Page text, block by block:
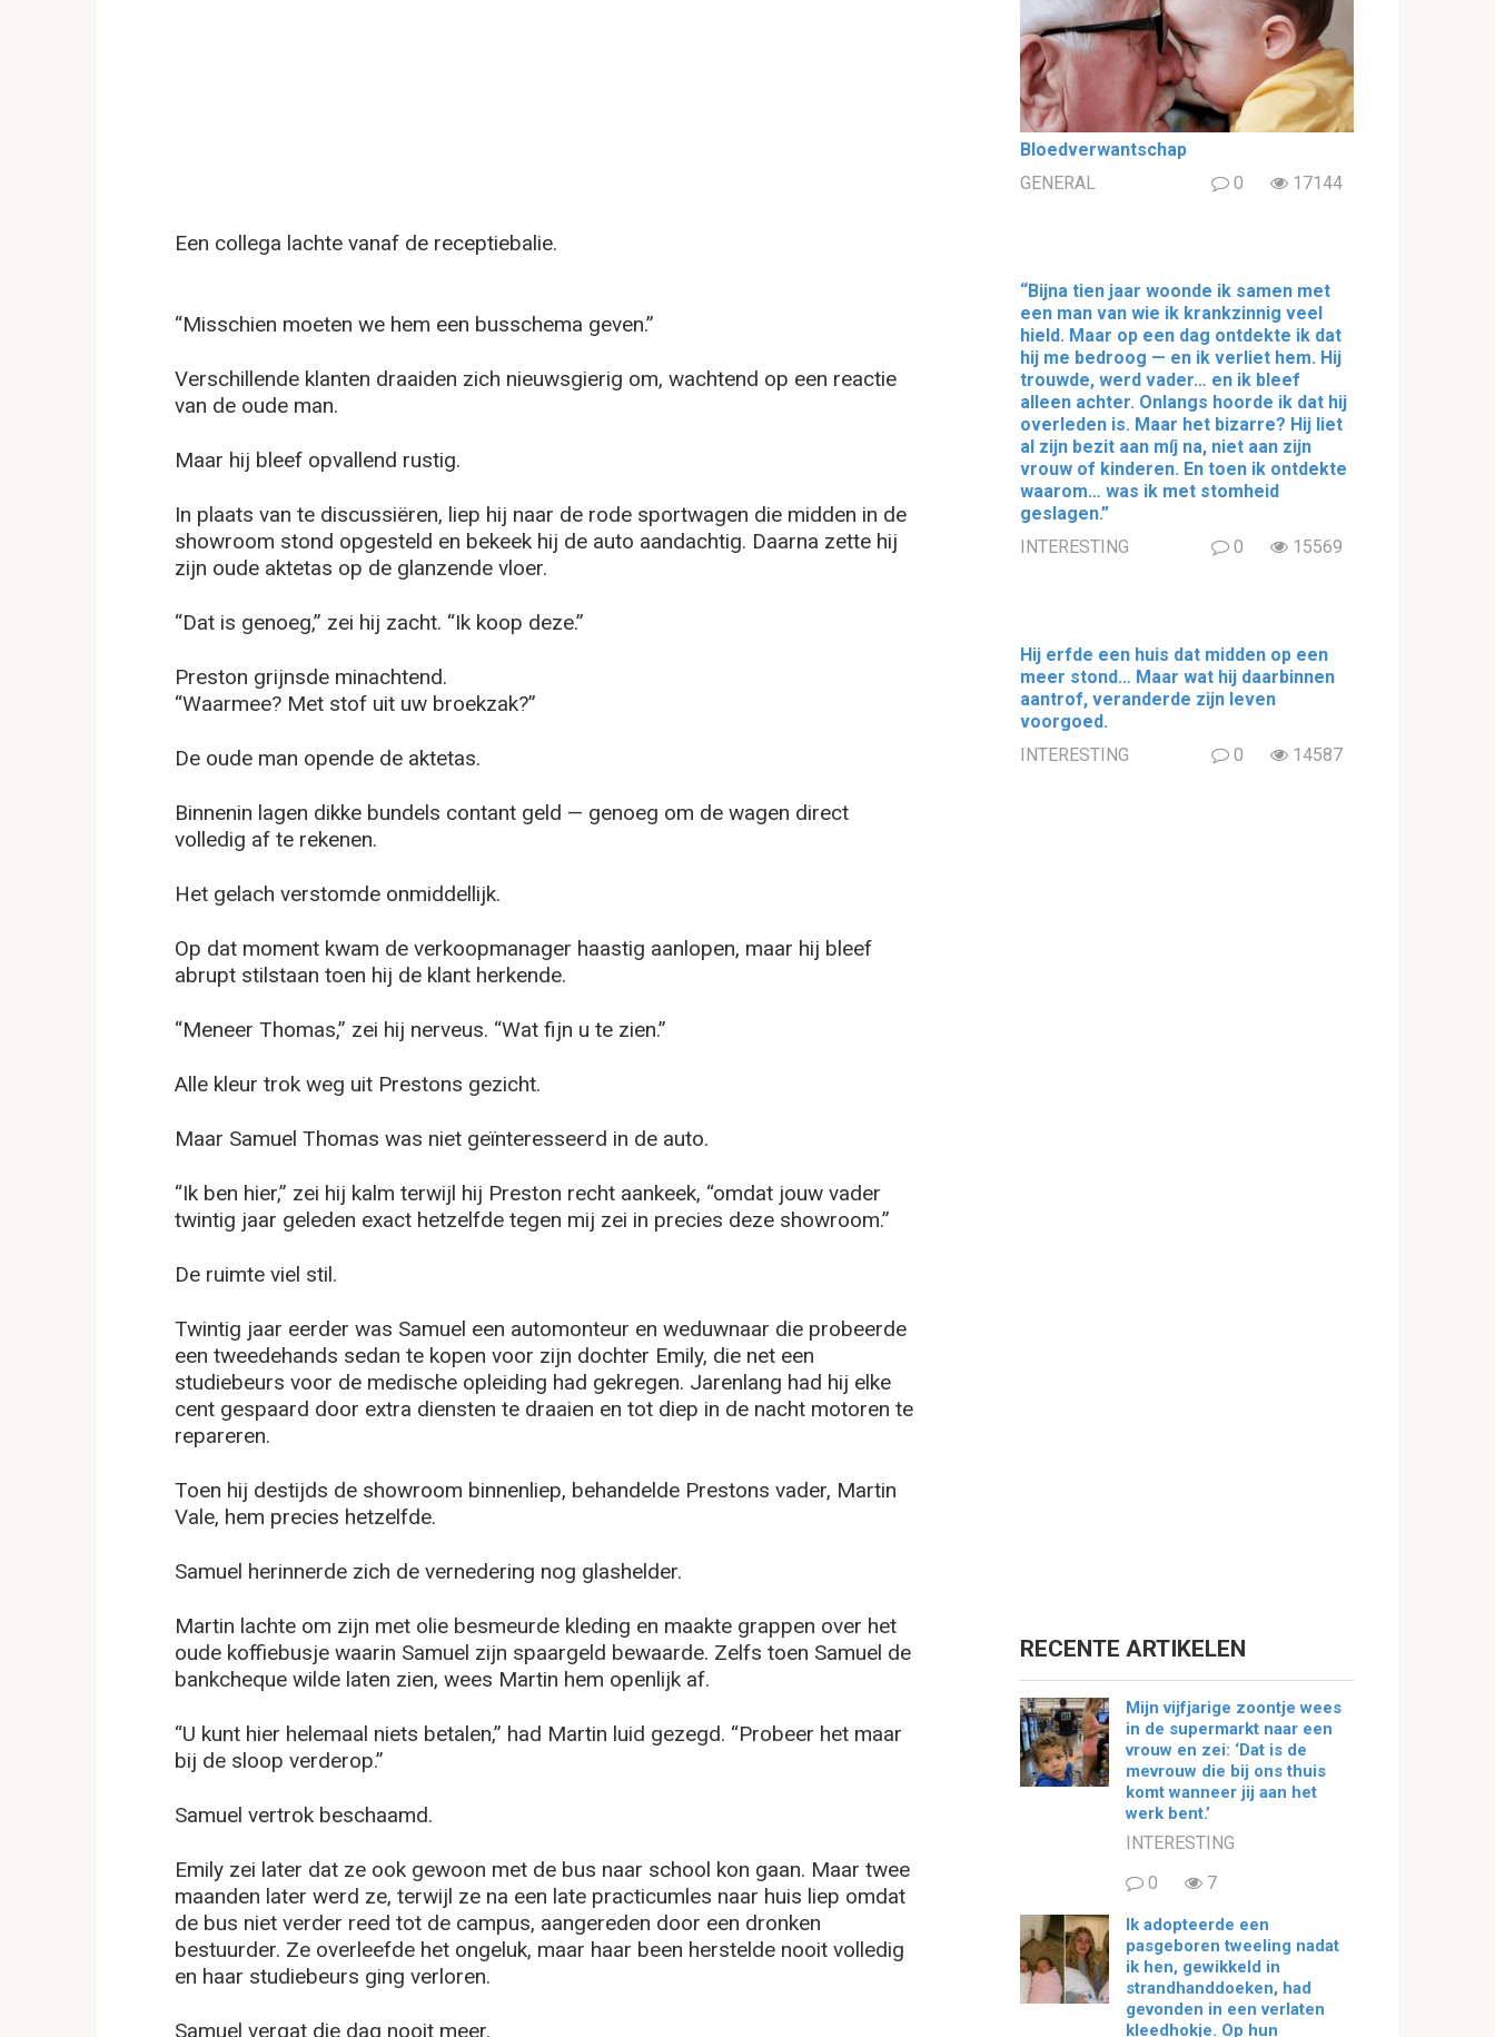
Een collega lachte vanaf de receptiebalie.
“Misschien moeten we hem een busschema geven.”
Verschillende klanten draaiden zich nieuwsgierig om, wachtend op een reactie
van de oude man.
Maar hij bleef opvallend rustig.
In plaats van te discussiëren, liep hij naar de rode sportwagen die midden in de
showroom stond opgesteld en bekeek hij de auto aandachtig. Daarna zette hij
zijn oude aktetas op de glanzende vloer.
“Dat is genoeg,” zei hij zacht. “Ik koop deze.”
Preston grijnsde minachtend.
“Waarmee? Met stof uit uw broekzak?”
De oude man opende de aktetas.
Binnenin lagen dikke bundels contant geld — genoeg om de wagen direct
volledig af te rekenen.
Het gelach verstomde onmiddellijk.
Op dat moment kwam de verkoopmanager haastig aanlopen, maar hij bleef
abrupt stilstaan toen hij de klant herkende.
“Meneer Thomas,” zei hij nerveus. “Wat fijn u te zien.”
Alle kleur trok weg uit Prestons gezicht.
Maar Samuel Thomas was niet geïnteresseerd in de auto.
“Ik ben hier,” zei hij kalm terwijl hij Preston recht aankeek, “omdat jouw vader
twintig jaar geleden exact hetzelfde tegen mij zei in precies deze showroom.”
De ruimte viel stil.
Twintig jaar eerder was Samuel een automonteur en weduwnaar die probeerde
een tweedehands sedan te kopen voor zijn dochter Emily, die net een
studiebeurs voor de medische opleiding had gekregen. Jarenlang had hij elke
cent gespaard door extra diensten te draaien en tot diep in de nacht motoren te
repareren.
Toen hij destijds de showroom binnenliep, behandelde Prestons vader, Martin
Vale, hem precies hetzelfde.
Samuel herinnerde zich de vernedering nog glashelder.
Martin lachte om zijn met olie besmeurde kleding en maakte grappen over het
oude koffiebusje waarin Samuel zijn spaargeld bewaarde. Zelfs toen Samuel de
bankcheque wilde laten zien, wees Martin hem openlijk af.
“U kunt hier helemaal niets betalen,” had Martin luid gezegd. “Probeer het maar
bij de sloop verderop.”
Samuel vertrok beschaamd.
Emily zei later dat ze ook gewoon met de bus naar school kon gaan. Maar twee
maanden later werd ze, terwijl ze na een late practicumles naar huis liep omdat
de bus niet verder reed tot de campus, aangereden door een dronken
bestuurder. Ze overleefde het ongeluk, maar haar been herstelde nooit volledig
en haar studiebeurs ging verloren.
Samuel vergat die dag nooit meer.
Bloedverwantschap
GENERAL
0 17144
“Bijna tien jaar woonde ik samen met
een man van wie ik krankzinnig veel
hield. Maar op een dag ontdekte ik dat
hij me bedroog — en ik verliet hem. Hij
trouwde, werd vader… en ik bleef
alleen achter. Onlangs hoorde ik dat hij
overleden is. Maar het bizarre? Hij liet
al zijn bezit aan míj na, niet aan zijn
vrouw of kinderen. En toen ik ontdekte
waarom… was ik met stomheid
geslagen.”
INTERESTING
0 15569
Hij erfde een huis dat midden op een
meer stond… Maar wat hij daarbinnen
aantrof, veranderde zijn leven
voorgoed.
INTERESTING
0 14587
RECENTE ARTIKELEN
Mijn vijfjarige zoontje wees
in de supermarkt naar een
vrouw en zei: ‘Dat is de
mevrouw die bij ons thuis
komt wanneer jij aan het
werk bent.’
INTERESTING
0
7
Ik adopteerde een
pasgeboren tweeling nadat
ik hen, gewikkeld in
strandhanddoeken, had
gevonden in een verlaten
kleedhokje. Op hun